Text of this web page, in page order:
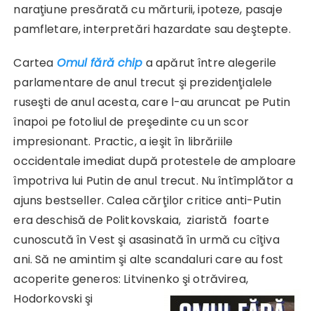
naraţiune presărată cu mărturii, ipoteze, pasaje
pamfletare, interpretări hazardate sau deştepte.
Cartea Omul fără chip a apărut între alegerile
parlamentare de anul trecut şi prezidenţialele
ruseşti de anul acesta, care l-au aruncat pe Putin
înapoi pe fotoliul de preşedinte cu un scor
impresionant. Practic, a ieşit în librăriile
occidentale imediat după protestele de amploare
împotriva lui Putin de anul trecut. Nu întîmplător a
ajuns bestseller. Calea cărţilor critice anti-Putin
era deschisă de Politkovskaia, ziaristă foarte
cunoscută în Vest şi asasinată în urmă cu cîţiva
ani. Să ne amintim şi alte scandaluri care au fost
acoperite generos: Litvinenko şiotrăvirea,
Hodorkovski şi